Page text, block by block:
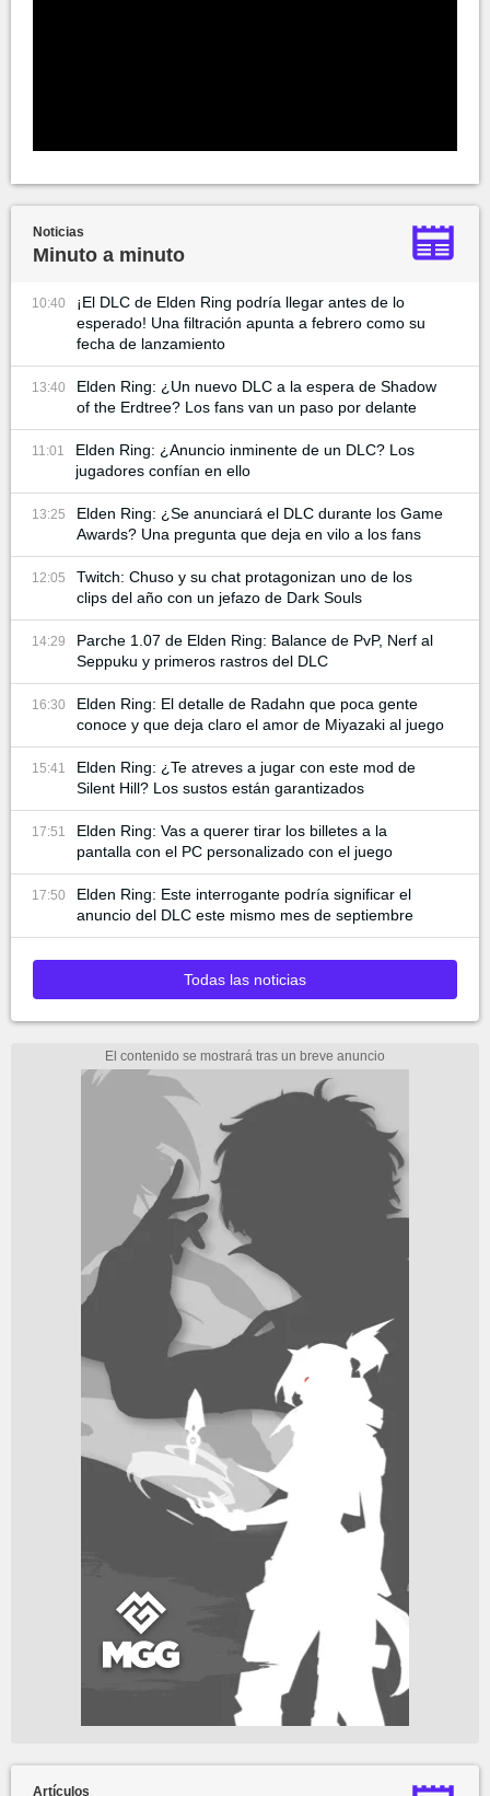
Noticias
Minuto a minuto
10:40
¡El DLC de Elden Ring podría llegar antes de lo
esperado! Una filtración apunta a febrero como su
fecha de lanzamiento
13:40
Elden Ring: ¿Un nuevo DLC a la espera de Shadow
of the Erdtree? Los fans van un paso por delante
11:01
Elden Ring: ¿Anuncio inminente de un DLC? Los
jugadores confían en ello
13:25
Elden Ring: ¿Se anunciará el DLC durante los Game
Awards? Una pregunta que deja en vilo a los fans
12:05
Twitch: Chuso y su chat protagonizan uno de los
clips del año con un jefazo de Dark Souls
14:29
Parche 1.07 de Elden Ring: Balance de PvP, Nerf al
Seppuku y primeros rastros del DLC
16:30
Elden Ring: El detalle de Radahn que poca gente
conoce y que deja claro el amor de Miyazaki al juego
15:41
Elden Ring: ¿Te atreves a jugar con este mod de
Silent Hill? Los sustos están garantizados
17:51
Elden Ring: Vas a querer tirar los billetes a la
pantalla con el PC personalizado con el juego
17:50
Elden Ring: Este interrogante podría significar el
anuncio del DLC este mismo mes de septiembre
Todas las noticias
Artículos